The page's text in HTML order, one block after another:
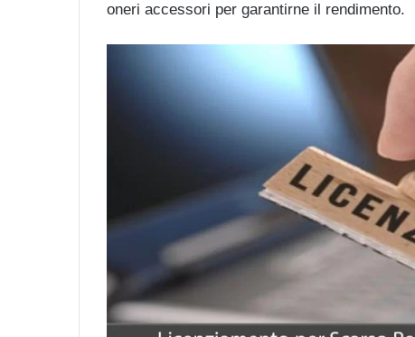
oneri accessori per garantirne il rendimento.